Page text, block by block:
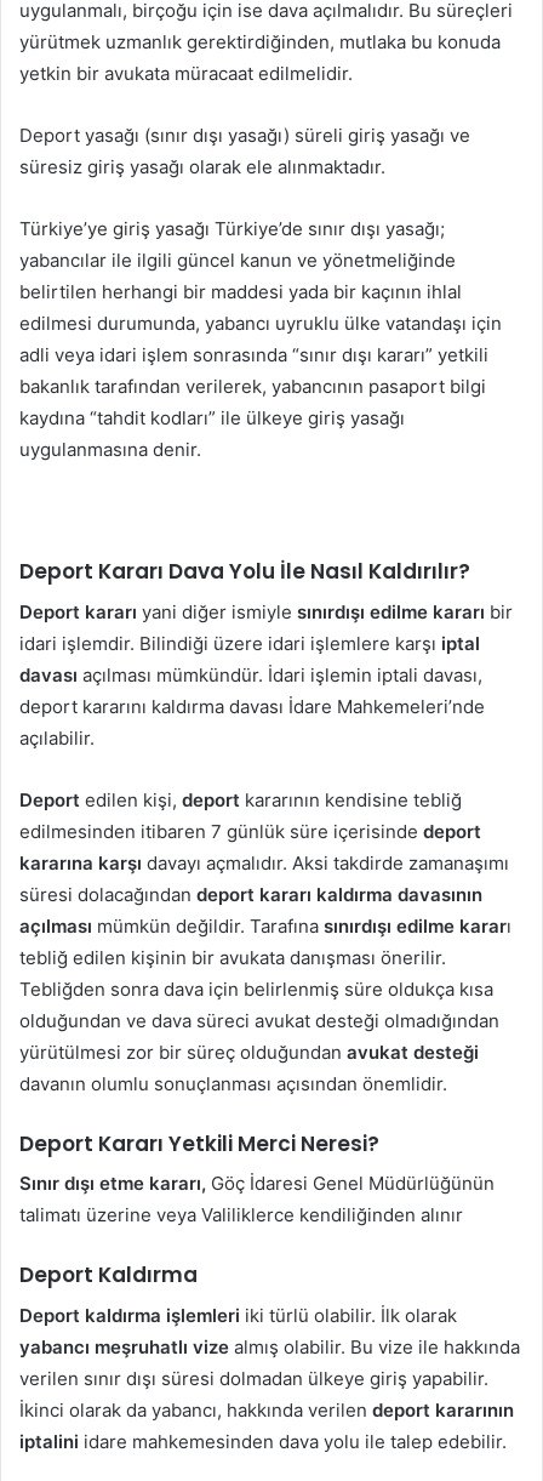
uygulanmalı, birçoğu için ise dava açılmalıdır. Bu süreçleri
yürütmek uzmanlık gerektirdiğinden, mutlaka bu konuda
yetkin bir avukata müracaat edilmelidir.
Deport yasağı (sınır dışı yasağı) süreli giriş yasağı ve
süresiz giriş yasağı olarak ele alınmaktadır.
Türkiye’ye giriş yasağı Türkiye’de sınır dışı yasağı;
yabancılar ile ilgili güncel kanun ve yönetmeliğinde
belirtilen herhangi bir maddesi yada bir kaçının ihlal
edilmesi durumunda, yabancı uyruklu ülke vatandaşı için
adli veya idari işlem sonrasında “sınır dışı kararı” yetkili
bakanlık tarafından verilerek, yabancının pasaport bilgi
kaydına “tahdit kodları” ile ülkeye giriş yasağı
uygulanmasına denir.
Deport Kararı Dava Yolu İle Nasıl Kaldırılır?
Deport kararı yani diğer ismiyle sınırdışı edilme kararı bir
idari işlemdir. Bilindiği üzere idari işlemlere karşı iptal
davası açılması mümkündür. İdari işlemin iptali davası,
deport kararını kaldırma davası İdare Mahkemeleri’nde
açılabilir.
Deport edilen kişi, deport kararının kendisine tebliğ
edilmesinden itibaren 7 günlük süre içerisinde deport
kararına karşı davayı açmalıdır. Aksi takdirde zamanaşımı
süresi dolacağından deport kararı kaldırma davasının
açılması mümkün değildir. Tarafına sınırdışı edilme kararı
tebliğ edilen kişinin bir avukata danışması önerilir.
Tebliğden sonra dava için belirlenmiş süre oldukça kısa
olduğundan ve dava süreci avukat desteği olmadığından
yürütülmesi zor bir süreç olduğundan avukat desteği
davanın olumlu sonuçlanması açısından önemlidir.
Deport Kararı Yetkili Merci Neresi?
Sınır dışı etme kararı, Göç İdaresi Genel Müdürlüğünün
talimatı üzerine veya Valiliklerce kendiliğinden alınır
Deport Kaldırma
Deport kaldırma işlemleri iki türlü olabilir. İlk olarak
yabancı meşruhatlı vize almış olabilir. Bu vize ile hakkında
verilen sınır dışı süresi dolmadan ülkeye giriş yapabilir.
İkinci olarak da yabancı, hakkında verilen deport kararının
iptalini idare mahkemesinden dava yolu ile talep edebilir.